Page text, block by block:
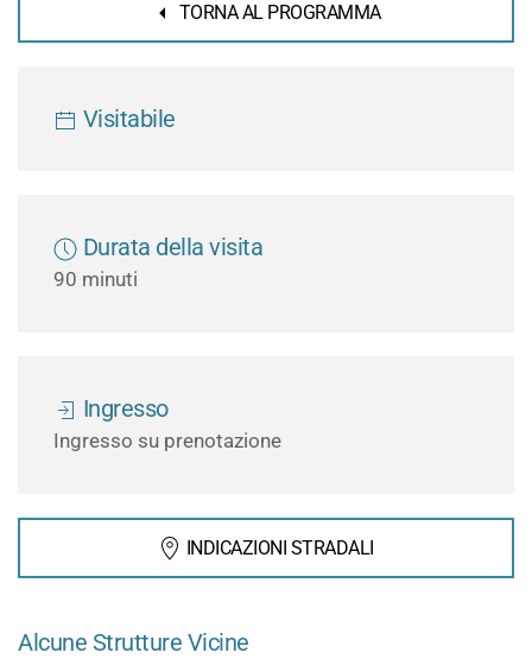
TORNA AL PROGRAMMA
Visitabile
Durata della visita
90 minuti
Ingresso
Ingresso su prenotazione
INDICAZIONI STRADALI
Alcune Strutture Vicine